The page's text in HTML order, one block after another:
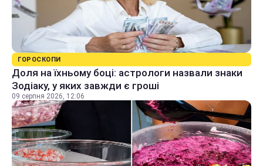
ГОРОСКОПИ
Доля на їхньому боці: астрологи назвали знаки
Зодіаку, у яких завжди є гроші
09 серпня 2026, 12:06